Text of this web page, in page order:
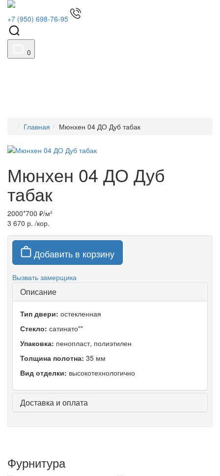
+7 (950) 698-76-95
0
Главная Мюнхен 04 ДО Дуб табак
Мюнхен 04 ДО Дуб
табак
2000*700 ₽/м²
3 670 р. /кор.
Добавить в корзину
Вызвать замерщика
Описание
Тип двери: остекленная
Стекло: сатинато""
Упаковка: пенопласт, полиэтилен
Толщина полотна: 35 мм
Вид отделки: высокотехнологично
Доставка и оплата
Фурнитура